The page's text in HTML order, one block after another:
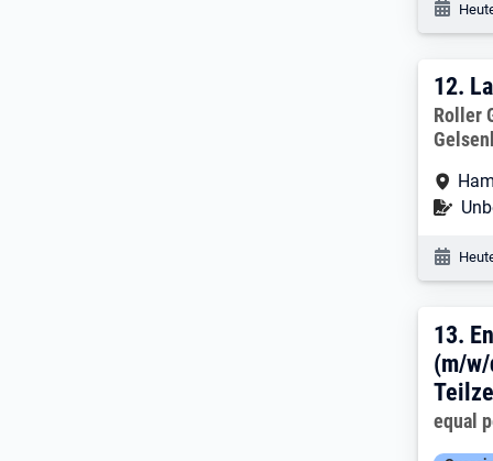
12.
12.
Roller
13.
13.
(m/
equal